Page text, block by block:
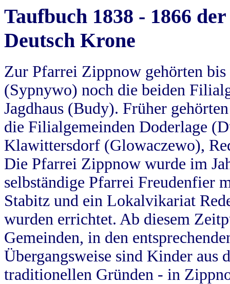
Taufbuch 1838 - 1866
Deutsch Krone
Zur Pfarrei Zippnow gehörten
(Sypnywo) noch die beiden
Jagdhaus (Budy). Früher
die Filialgemeinden Doderlage
Klawittersdorf (Glowaczewo),
Die Pfarrei Zippnow wurde im
selbständige Pfarrei Freudenfier
Stabitz und ein Lokalvikariat
wurden errichtet. Ab diesem
Gemeinden, in den
Übergangsweise sind Kinder aus
traditionellen Gründen - in